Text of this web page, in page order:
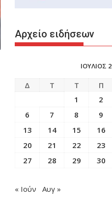
Αρχείο ειδήσεων
ΙΟΥΛΙΟΣ
Δ Τ Τ Π
1
2
6
7 8 9
13
14 15 16
20
21 22 23
27
28 29 30
« Ιούν Αυγ »